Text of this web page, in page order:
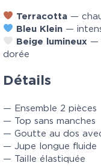
Terracotta —
Bleu Klein —
Beige lumineux —
dorée
Détails
— Ensemble 2 pièces
— Top sans manches
— Goutte au dos
— Jupe longue fluide
— Taille élastiquée